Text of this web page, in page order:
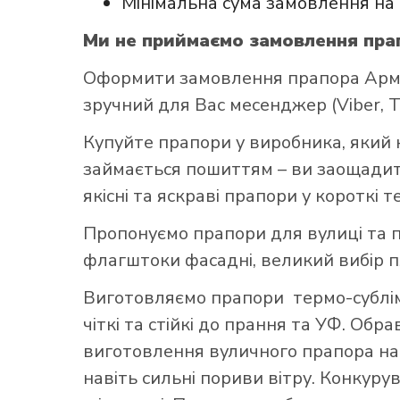
Ми не приймаємо замовлення
Оформити замовлення прапора
зручний для Вас месенджер (Viber,
Купуйте прапори у виробника, який
займається пошиттям – ви
якісні та яскраві прапори у короткі
Пропонуємо прапори для вулиці та
флагштоки фасадні, великий вибір
Виготовляємо прапори термо-
чіткі та стійкі до прання та УФ.
виготовлення вуличного прапора
навіть сильні пориви вітру.